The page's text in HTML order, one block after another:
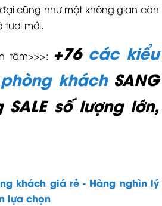
cũng như một không gian căn
tươi mới.
tâm>>>: +76 các kiểu
kháchSANG
SALE số lượng lớn,
khách giá rẻ - Hàng nghìn lý
lựa chọn